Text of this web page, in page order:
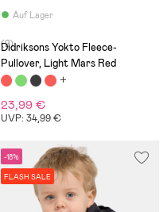
Auf Lager
(2)
Didriksons Yokto Fleece-
Pullover, Light Mars Red
23,99 €
UVP: 34,99 €
-18%
FLASH SALE